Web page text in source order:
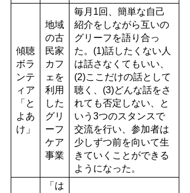
傾聴
ボラ
ンテ
ィア
「と
よあ
け」
地域
の古
民家
カフ
ェを
利用
した
グリ
ーフ
ケア
事業
毎月1回、簡単な自己
紹介をしながら互いの
グリーフを語り合っ
た。(1)話したくない人
は話さなくてもいい、
(2)ここだけの話として
聴く、(3)どんな話をさ
れても否定しない、と
いう3つのスタンスで
交流を行い、参加者は
少しずつ前を向いて生
きていくことができる
ようになった。
「は